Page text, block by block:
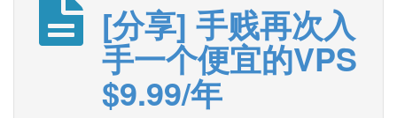
[分享] 手贱再次入
手一个便宜的VPS
$9.99/年